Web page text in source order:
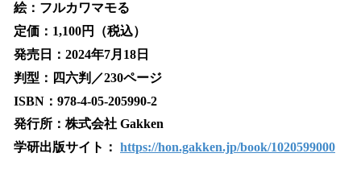
絵：フルカワマモる
定価：1,100円（税込）
発売日：2024年7月18日
判型：四六判／230ページ
ISBN：978-4-05-205990-2
発行所：株式会社 Gakken
学研出版サイト： https://hon.gakken.jp/book/1020599000